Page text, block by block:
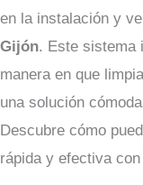
en la instalación y
Gijón. Este sistema
manera en que
una solución
Descubre cómo
rápida y efectiva